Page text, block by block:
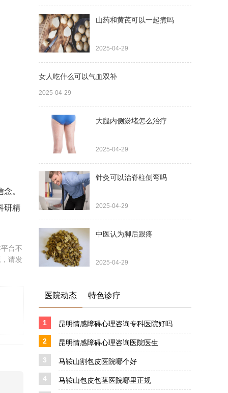
。
研精
台不
请发
山药和黄芪可以一起煮吗
2025-04-29
女人吃什么可以气血双补
2025-04-29
大腿内侧淤堵怎么治疗
2025-04-29
针灸可以治脊柱侧弯吗
2025-04-29
中医认为脚后跟疼
2025-04-29
医院动态 特色诊疗
1 昆明情感障碍心理咨询专科医院好吗
2 昆明情感障碍心理咨询医院医生
3 马鞍山割包皮医院哪个好
4 马鞍山包皮包茎医院哪里正规